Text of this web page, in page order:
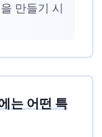
만들기 시
는 어떤 특